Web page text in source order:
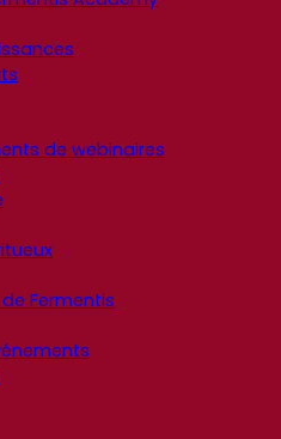
de webinaires
Fermentis